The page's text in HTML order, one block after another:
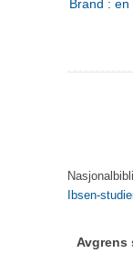
Brand :
Ibsen-
Avgrens